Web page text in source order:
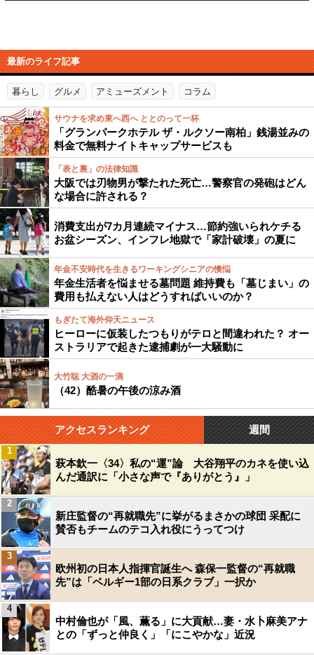
最新のライフ記事
暮らし グルメ アミューズメント コラム
サウナを求め東へ西へ ととのって一杯
「グランパークホテル ザ・ルクソー南柏」銭湯並みの
料金で無料ナイトキャップサービスも
「表と裏」の法律知識
大阪では刃物男が撃たれた死亡…警察官の発砲はどん
な場合に許される？
消費支出が7カ月連続マイナス…節約強いられケチる
お盆シーズン、インフレ地獄で「家計破壊」の夏に
年金不安時代を生きるワーキングシニアの懊悩
年金生活者を悩ませる墓問題 維持費も「墓じまい」の
費用も払えない人はどうすればいいのか？
もぎたて海外仰天ニュース
ヒーローに仮装したつもりがテロと間違われた？ オー
ストラリアで起きた逮捕劇が一大騒動に
大竹聡 大酒の一滴
（42）酷暑の午後の涼み酒
アクセスランキング 週間
萩本欽一〈34〉私の“運”論 大谷翔平のカネを使い込
んだ通訳に「小さな声で『ありがとう』」
1
新庄監督の“再就職先”に挙がるまさかの球団 采配に
賛否もチームのテコ入れ役にうってつけ
2
欧州初の日本人指揮官誕生へ 森保一監督の“再就職
先”は「ベルギー1部の日系クラブ」一択か
3
中村倫也が「風、薫る」に大貢献…妻・水卜麻美アナ
との「ずっと仲良く」「にこやかな」近況
4